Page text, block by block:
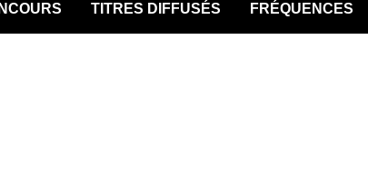
TITRES DIFFUSÉS FRÉQUENCES